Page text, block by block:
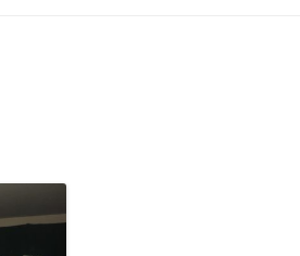
Xarxes socials